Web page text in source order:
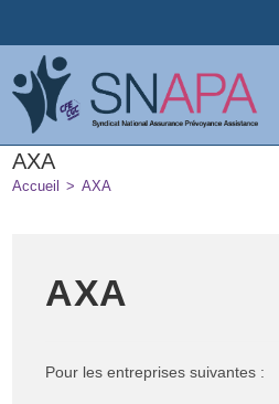
AXA
Accueil > AXA
AXA
Pour les entreprises suivantes :